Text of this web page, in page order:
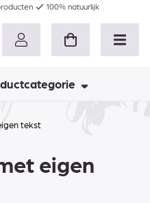
100% natuurlijk
tekst
eigen